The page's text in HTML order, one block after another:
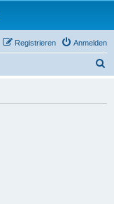
Anmelden
Registrieren